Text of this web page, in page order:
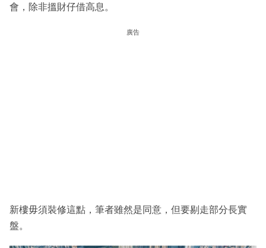
會，除非搵財仔借高息。
廣告
新樓毋須裝修這點，筆者雖然是同意，但要剔走部分長實
盤。